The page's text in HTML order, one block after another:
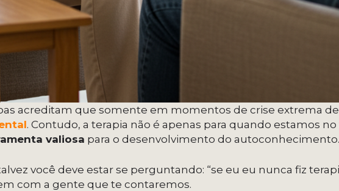
acreditam que somente em momentos de crise extrema
. Contudo, a terapia não é apenas para quando estamos
valiosa para o desenvolvimento do autoconhecimento.
você deve estar se perguntando: “se eu eu nunca fiz
com a gente que te contaremos.